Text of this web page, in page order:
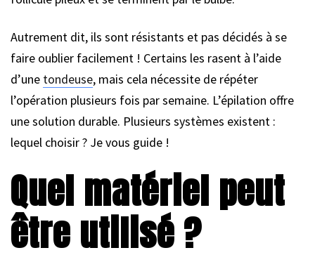
Autrement dit, ils sont résistants et pas décidés à se
faire oublier facilement ! Certains les rasent à l’aide
d’une tondeuse, mais cela nécessite de répéter
l’opération plusieurs fois par semaine. L’épilation offre
une solution durable. Plusieurs systèmes existent :
lequel choisir ? Je vous guide !
Quel matériel peut
être utilisé ?